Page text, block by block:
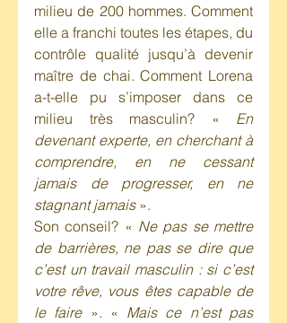
milieu de 200 hommes. Comment
elle a franchi toutes les étapes, du
contrôle qualité jusqu’à devenir
maître de chai. Comment Lorena
a-t-elle pu s’imposer dans ce
milieu très masculin? « En
devenant experte, en cherchant à
comprendre, en ne cessant
jamais de progresser, en ne
stagnant jamais ».
Son conseil? « Ne pas se mettre
de barrières, ne pas se dire que
c’est un travail masculin : si c’est
votre rêve, vous êtes capable de
le faire ». « Mais ce n’est pas